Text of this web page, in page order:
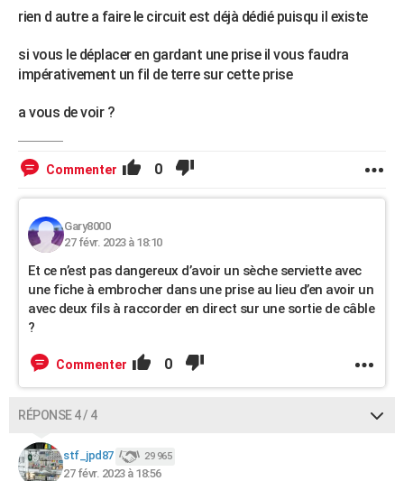
rien d autre a faire le circuit est déjà dédié puisqu il existe
si vous le déplacer en gardant une prise il vous faudra
impérativement un fil de terre sur cette prise
a vous de voir ?
Commenter 0
Gary8000
27 févr. 2023 à 18:10
Et ce n’est pas dangereux d’avoir un sèche serviette avec
une fiche à embrocher dans une prise au lieu d’en avoir un
avec deux fils à raccorder en direct sur une sortie de câble
?
Commenter 0
RÉPONSE 4 / 4
stf_jpd87 29 965
27 févr. 2023 à 18:56